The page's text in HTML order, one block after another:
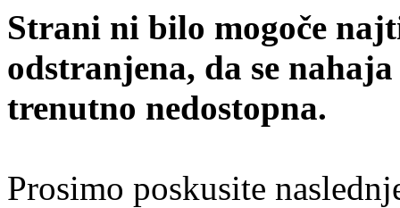
Strani ni bilo mogoče
odstranjena, da se
trenutno nedostopna.
Prosimo poskusite